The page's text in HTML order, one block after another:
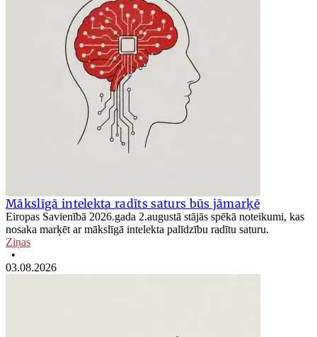
Mākslīgā intelekta radīts saturs būs jāmarķē
Eiropas Savienībā 2026.gada 2.augustā stājās spēkā noteikumi, kas
nosaka marķēt ar mākslīgā intelekta palīdzību radītu saturu.
Ziņas
•
03.08.2026